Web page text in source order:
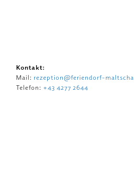
Kontakt:
Mail: rezeption@feriendorf-
Telefon: +43 4277 2644